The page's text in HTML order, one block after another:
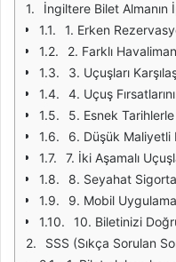
İngiltere Bilet Almanın
1. Erken
2. Farklı
3. Uçuşları
4. Uçuş
5. Esnek
6. Düşük Maliyetli
7. İki Aşamalı
8. Seyahat
9. Mobil
10. Biletinizi
SSS (Sıkça Sorulan